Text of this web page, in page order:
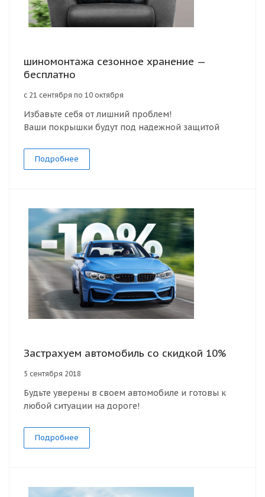
шиномонтажа сезонное хранение —
бесплатно
с 21 сентября по 10 октября
Избавьте себя от лишний проблем!
Ваши покрышки будут под надежной защитой
Подробнее
Застрахуем автомобиль со скидкой 10%
5 сентября 2018
Будьте уверены в своем автомобиле и готовы к
любой ситуации на дороге!
Подробнее